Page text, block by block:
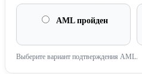
AML пройден
Выберите вариант подтверждения AML.